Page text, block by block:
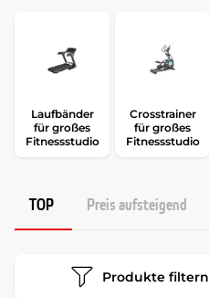
Laufbänder
für großes
Fitnessstudio
Crosstrainer
für großes
Fitnessstudio
TOP Preis aufsteigend
Produkte filtern